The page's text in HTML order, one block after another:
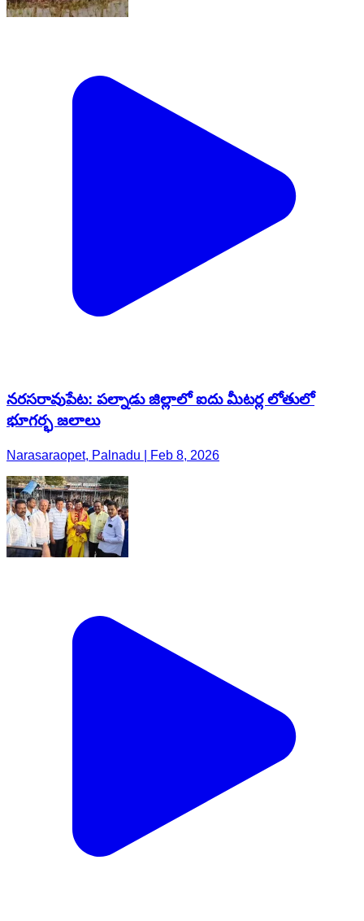
నరసరావుపేట: పల్నాడు జిల్లాలో ఐదు మీటర్ల లోతులో
భూగర్భ జలాలు
Narasaraopet, Palnadu | Feb 8, 2026